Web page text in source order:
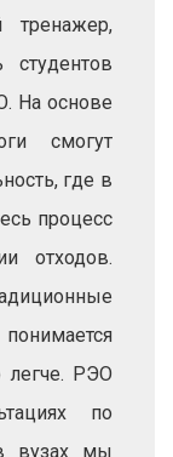
тренажер,
На основе
смогут
где в
процесс
отходов.
легче. РЭО
по
вузах мы